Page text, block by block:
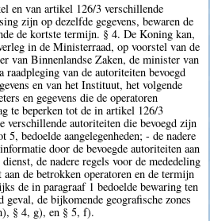
en van artikel 126/3 verschillende
zijn op dezelfde gegevens, bewaren de
de kortste termijn. § 4. De Koning kan,
in de Ministerraad, op voorstel van de
van Binnenlandse Zaken, de minister van
raadpleging van de autoriteiten bevoegd
en van het Instituut, het volgende
en gegevens die de operatoren
te beperken tot de in artikel 126/3
verschillende autoriteiten die bevoegd zijn
bedoelde aangelegenheden; - de nadere
door de bevoegde autoriteiten aan
de nadere regels voor de mededeling
de betrokken operatoren en de termijn
de in paragraaf 1 bedoelde bewaring ten
de bijkomende geografische zones
§ 4, g), en § 5, f).